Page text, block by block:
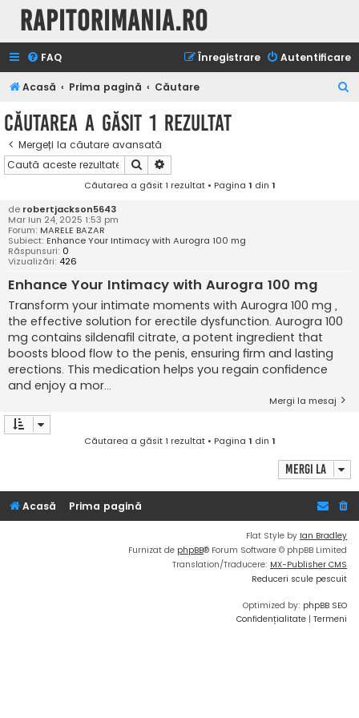
Rapitorimania.ro
FAQ Autentificare
Înregistrare
Acasă Prima pagină Căutare
Căutarea a găsit 1 rezultat
Mergeți la căutare avansată
Căutare
Căutarea a găsit 1 rezultat • Pagina 1 din 1
de robertjackson5643
Mar Iun 24, 2025 1:53 pm
Forum: MARELE BAZAR
Subiect: Enhance Your Intimacy with Aurogra 100 mg
Răspunsuri: 0
Vizualizări: 426
Enhance Your Intimacy with Aurogra 100 mg
Transform your intimate moments with Aurogra 100 mg ,
the effective solution for erectile dysfunction. Aurogra 100
mg contains sildenafil citrate, a potent ingredient that
boosts blood flow to the penis, ensuring firm and lasting
erections. This medication helps you regain confidence
and enjoy a mor...
Mergi la mesaj
Căutarea a găsit 1 rezultat • Pagina 1 din 1
Mergi la
Acasă Prima pagină
Flat Style by Ian Bradley
Furnizat de phpBB® Forum Software © phpBB Limited
Translation/Traducere: MX-Publisher CMS
Reduceri scule pescuit
Optimized by: phpBB SEO
Confidențialitate | Termeni